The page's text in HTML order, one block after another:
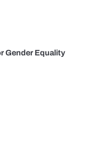
Gender Equality